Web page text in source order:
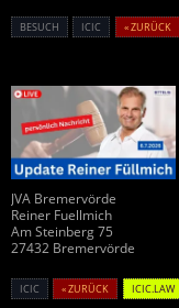
BESUCH ICIC « ZURÜCK
JVA Bremervörde
Reiner Fuellmich
Am Steinberg 75
27432 Bremervörde
ICIC « ZURÜCK ICIC.LAW